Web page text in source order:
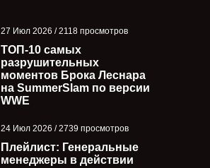
27 Июл 2026 / 2118 просмотров
ТОП-10 самых
разрушительных
моментов Брока Леснара
на SummerSlam по версии
WWE
24 Июл 2026 / 2739 просмотров
Плейлист: Генеральные
менеджеры в действии